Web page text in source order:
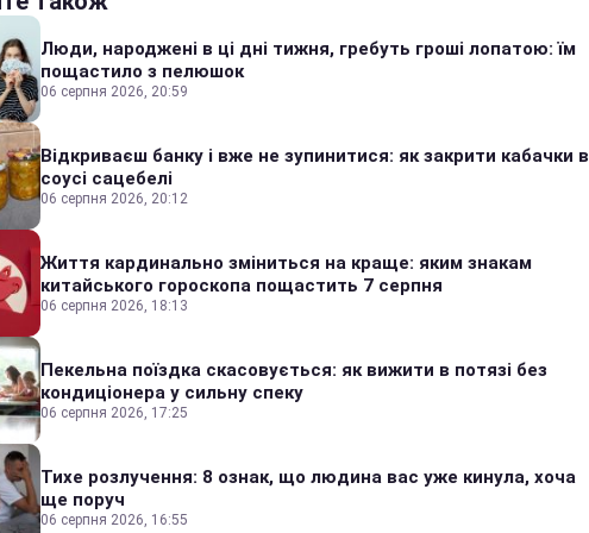
Люди, народжені в ці дні тижня, гребуть гроші лопатою: їм
пощастило з пелюшок
06 серпня 2026, 20:59
Відкриваєш банку і вже не зупинитися: як закрити кабачки в
соусі сацебелі
06 серпня 2026, 20:12
Життя кардинально зміниться на краще: яким знакам
китайського гороскопа пощастить 7 серпня
06 серпня 2026, 18:13
Пекельна поїздка скасовується: як вижити в потязі без
кондиціонера у сильну спеку
06 серпня 2026, 17:25
Тихе розлучення: 8 ознак, що людина вас уже кинула, хоча
ще поруч
06 серпня 2026, 16:55